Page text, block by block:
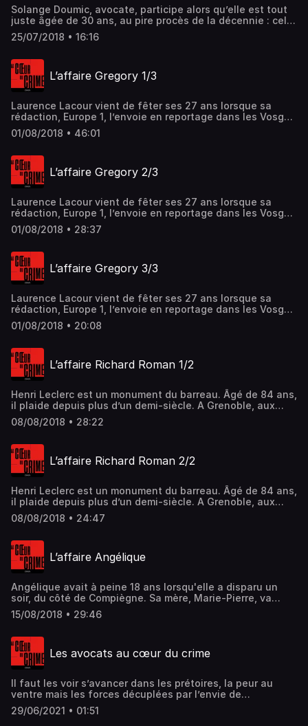
Solange Doumic, avocate, participe alors qu’elle est tout
juste âgée de 30 ans, au pire procès de la décennie : celui
du tueur en série Guy Georges poursuivi pour avoir tué
sept jeunes filles. Il nie farouchement. Par ses questions,
Hébergé par Acast. Visitez acast.com/privacy pour plus
d'informations.
25/07/2018 • 16:16
L’affaire Gregory 1/3
Laurence Lacour vient de fêter ses 27 ans lorsque sa
rédaction, Europe 1, l’envoie en reportage dans les Vosges
pour couvrir la mort du petit Grégory. Elle en revient
traumatisée, décide de changer de métier et révèle les
de ses confrères. 1/3 Hébergé par Acast. Visitez
acast.com/privacy pour plus d'informations.
01/08/2018 • 46:01
L’affaire Gregory 2/3
Laurence Lacour vient de fêter ses 27 ans lorsque sa
rédaction, Europe 1, l’envoie en reportage dans les Vosges
pour couvrir la mort du petit Grégory. Elle en revient
traumatisée, décide de changer de métier et révèle les
de ses confrères. 2/3 Hébergé par Acast. Visitez
acast.com/privacy pour plus d'informations.
01/08/2018 • 28:37
L’affaire Gregory 3/3
Laurence Lacour vient de fêter ses 27 ans lorsque sa
rédaction, Europe 1, l’envoie en reportage dans les Vosges
pour couvrir la mort du petit Grégory. Elle en revient
traumatisée, décide de changer de métier et révèle les
de ses confrères. 3/3 Hébergé par Acast. Visitez
acast.com/privacy pour plus d'informations.
01/08/2018 • 20:08
L’affaire Richard Roman 1/2
Henri Leclerc est un monument du barreau. Âgé de 84 ans,
il plaide depuis plus d’un demi-siècle. A Grenoble, aux
débuts des années 90, à l’issue d’une audience
mémorable, il réussit à faire acquitter Richard Roman, un
fillette. 1/2 Hébergé par Acast. Visitez acast.com/privacy
pour plus d'informations.
08/08/2018 • 28:22
L’affaire Richard Roman 2/2
Henri Leclerc est un monument du barreau. Âgé de 84 ans,
il plaide depuis plus d’un demi-siècle. A Grenoble, aux
débuts des années 90, à l’issue d’une audience
mémorable, il réussit à faire acquitter Richard Roman, un
fillette. 2/2 Hébergé par Acast. Visitez acast.com/privacy
pour plus d'informations.
08/08/2018 • 24:47
L’affaire Angélique
Angélique avait à peine 18 ans lorsqu'elle a disparu un
soir, du côté de Compiègne. Sa mère, Marie-Pierre, va
batailler durant quinze ans pour que le meurtrier de sa
fille soit retrouvé. Son combat aboutira à l’instauration du
acast.com/privacy pour plus d'informations.
15/08/2018 • 29:46
Les avocats au cœur du crime
Il faut les voir s’avancer dans les prétoires, la peur au
ventre mais les forces décuplées par l’envie de
convaincre. Pour défendre leurs clients, les avocats
partent toujours au combat. Ils nous racontent l’affaire de
29/06/2021 • 01:51